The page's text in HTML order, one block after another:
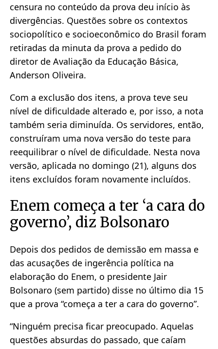
censura no conteúdo da prova deu início às
divergências. Questões sobre os contextos
sociopolítico e socioeconômico do Brasil foram
retiradas da minuta da prova a pedido do
diretor de Avaliação da Educação Básica,
Anderson Oliveira.
Com a exclusão dos itens, a prova teve seu
nível de dificuldade alterado e, por isso, a nota
também seria diminuída. Os servidores, então,
construíram uma nova versão do teste para
reequilibrar o nível de dificuldade. Nesta nova
versão, aplicada no domingo (21), alguns dos
itens excluídos foram novamente incluídos.
Enem começa a ter ‘a cara do
governo’, diz Bolsonaro
Depois dos pedidos de demissão em massa e
das acusações de ingerência política na
elaboração do Enem, o presidente Jair
Bolsonaro (sem partido) disse no último dia 15
que a prova “começa a ter a cara do governo”.
“Ninguém precisa ficar preocupado. Aquelas
questões absurdas do passado, que caíam